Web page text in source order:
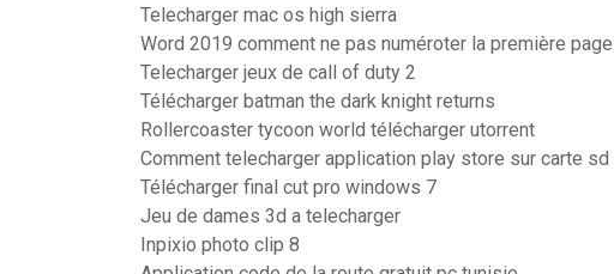
Telecharger mac os high sierra
Word 2019 comment ne pas numéroter la première page
Telecharger jeux de call of duty 2
Télécharger batman the dark knight returns
Rollercoaster tycoon world télécharger utorrent
Comment telecharger application play store sur carte sd
Télécharger final cut pro windows 7
Jeu de dames 3d a telecharger
Inpixio photo clip 8